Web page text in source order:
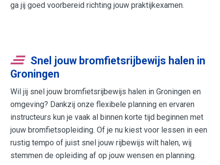
ga jij goed voorbereid richting jouw praktijkexamen.
Snel jouw bromfietsrijbewijs halen in
Groningen
Wil jij snel jouw bromfietsrijbewijs halen in Groningen en
omgeving? Dankzij onze flexibele planning en ervaren
instructeurs kun je vaak al binnen korte tijd beginnen met
jouw bromfietsopleiding. Of je nu kiest voor lessen in een
rustig tempo of juist snel jouw rijbewijs wilt halen, wij
stemmen de opleiding af op jouw wensen en planning.